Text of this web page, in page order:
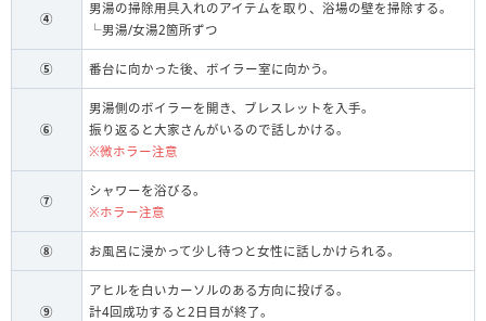
④
男湯の掃除用具入れのアイテムを取り、浴場の壁を掃除する。
└男湯/女湯2箇所ずつ
⑤ 番台に向かった後、ボイラー室に向かう。
⑥
男湯側のボイラーを開き、ブレスレットを入手。
振り返ると大家さんがいるので話しかける。
※微ホラー注意
⑦
シャワーを浴びる。
※ホラー注意
⑧ お風呂に浸かって少し待つと女性に話しかけられる。
⑨
アヒルを白いカーソルのある方向に投げる。
計4回成功すると2日目が終了。